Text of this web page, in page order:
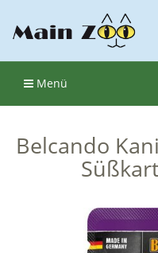
Menü
Belcando